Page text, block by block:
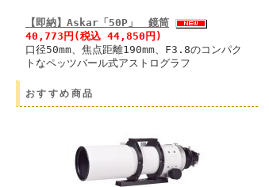
【即納】Askar「50P」 鏡筒
40,773円(税込 44,850円)
口径50mm、焦点距離190mm、F3.8のコンパク
トなペッツバール式アストログラフ
おすすめ商品